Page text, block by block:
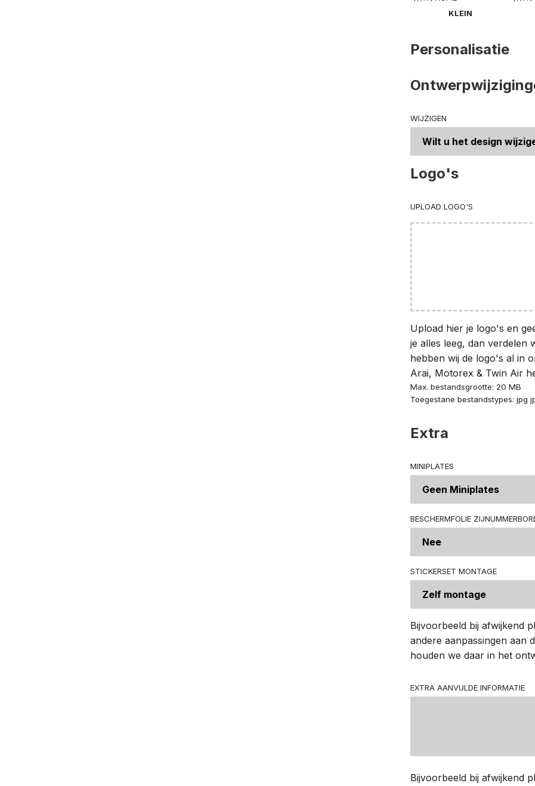
KLEIN
Personalisatie
WIJZIGEN
Logo's
UPLOAD LOGO'S
Upload hier je logo's en
je alles leeg, dan verdelen
hebben wij de logo's al in
Arai, Motorex & Twin Air
Max. bestandsgrootte: 20 MB
Toegestane bestandstypes: jpg
Extra
MINIPLATES
BESCHERMFOLIE
STICKERSET MONTAGE
Bijvoorbeeld bij afwijkend
andere aanpassingen aan
houden we daar in het
EXTRA AANVULDE INFORMATIE
Bijvoorbeeld bij afwijkend